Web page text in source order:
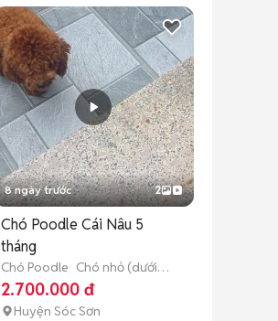
8 ngày trước 2
Chó Poodle Cái Nâu 5
tháng
Chó Poodle Chó nhỏ (dưới 1
năm tuổi)
2.700.000 đ
Huyện Sóc Sơn